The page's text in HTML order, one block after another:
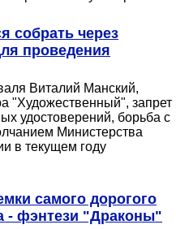
собрать через
проведения
Виталий Манский,
"Художественный", запрет
удостоверений, борьба с
Министерства
в текущем году
самого дорогого
- фэнтези "Драконы"